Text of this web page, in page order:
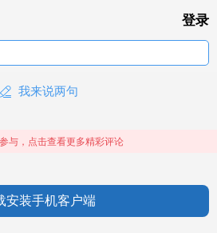
登录
我来说两句
与，点击查看更多精彩评论
安装手机客户端